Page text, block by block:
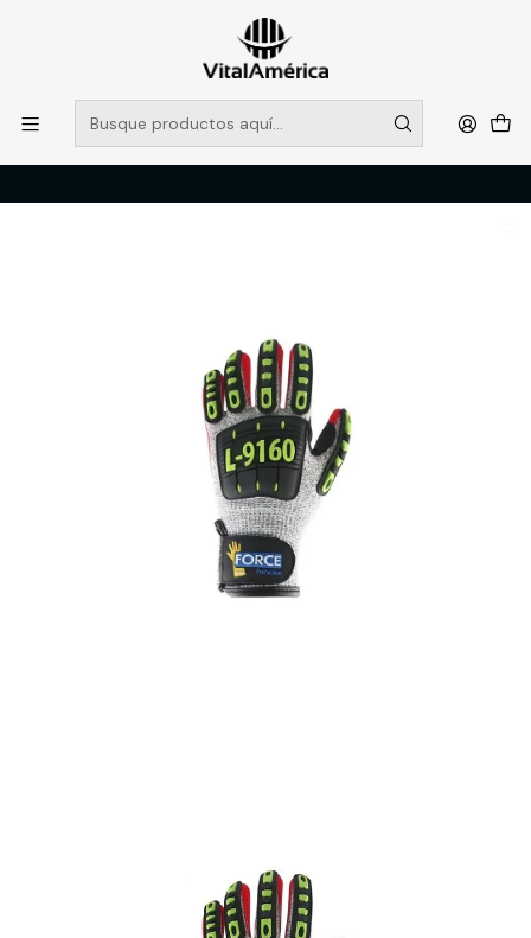
POR SISTEMA FRONTAL SOLO RETIROS EN TIENDA, DESDE
MUCHAS GRACIAS +569 5956 2237
Leer más
Inicio PROTECCION PERSONAL
MANOS
GUANTE MASTER PLUS L-9160 T/10